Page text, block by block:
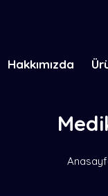
Hakkımızda